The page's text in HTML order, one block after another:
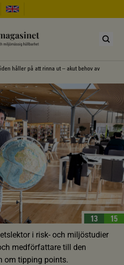
håller på att rinna ut – akut behov av
13 15
i risk- och miljöstudier
medförfattare till den
om tipping points.